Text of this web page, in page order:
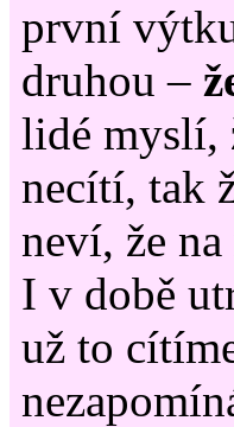
první
druhou –
lidé myslí,
necítí, tak
neví, že
I v době
už to